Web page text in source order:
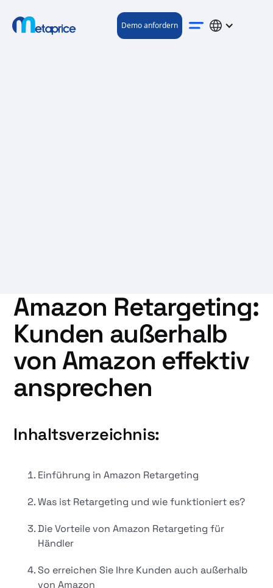
Demo anfordern
Amazon Retargeting:
Kunden außerhalb
von Amazon effektiv
ansprechen
Inhaltsverzeichnis:
Einführung in Amazon Retargeting
Was ist Retargeting und wie funktioniert es?
Die Vorteile von Amazon Retargeting für
Händler
So erreichen Sie Ihre Kunden auch außerhalb
von Amazon